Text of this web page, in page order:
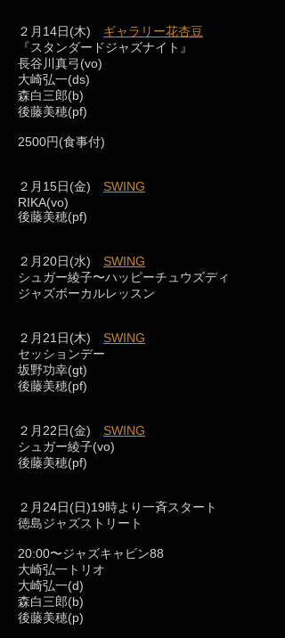
２月14日(木) ギャラリー花杏豆
『スタンダードジャズナイト』
長谷川真弓(vo)
大崎弘一(ds)
森白三郎(b)
後藤美穂(pf)
2500円(食事付)
２月15日(金) SWING
RIKA(vo)
後藤美穂(pf)
２月20日(水) SWING
シュガー綾子〜ハッピーチュウズディ
ジャズボーカルレッスン
２月21日(木) SWING
セッションデー
坂野功幸(gt)
後藤美穂(pf)
２月22日(金) SWING
シュガー綾子(vo)
後藤美穂(pf)
２月24日(日)19時より一斉スタート
徳島ジャズストリート
20:00〜ジャズキャビン88
大崎弘一トリオ
大崎弘一(d)
森白三郎(b)
後藤美穂(p)